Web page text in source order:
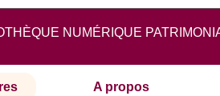
NUMÉRIQUE
A propos